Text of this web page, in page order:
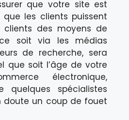
que votre site est
les clients puissent
clients des moyens de
soit via les médias
de recherche, sera
que soit l’âge de votre
électronique,
quelques spécialistes
doute un coup de fouet